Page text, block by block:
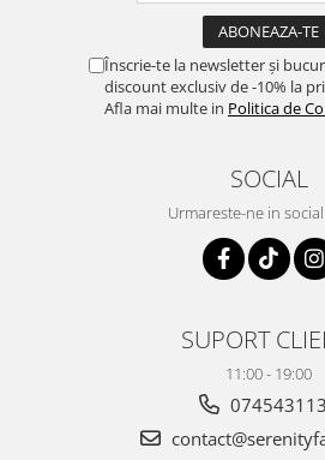
Înscrie-te la newsletter și
discount exclusiv de -10% la
Afla mai multe in Politica de
SOCIAL
Urmareste-ne in
SUPORT
11:00 - 19:00